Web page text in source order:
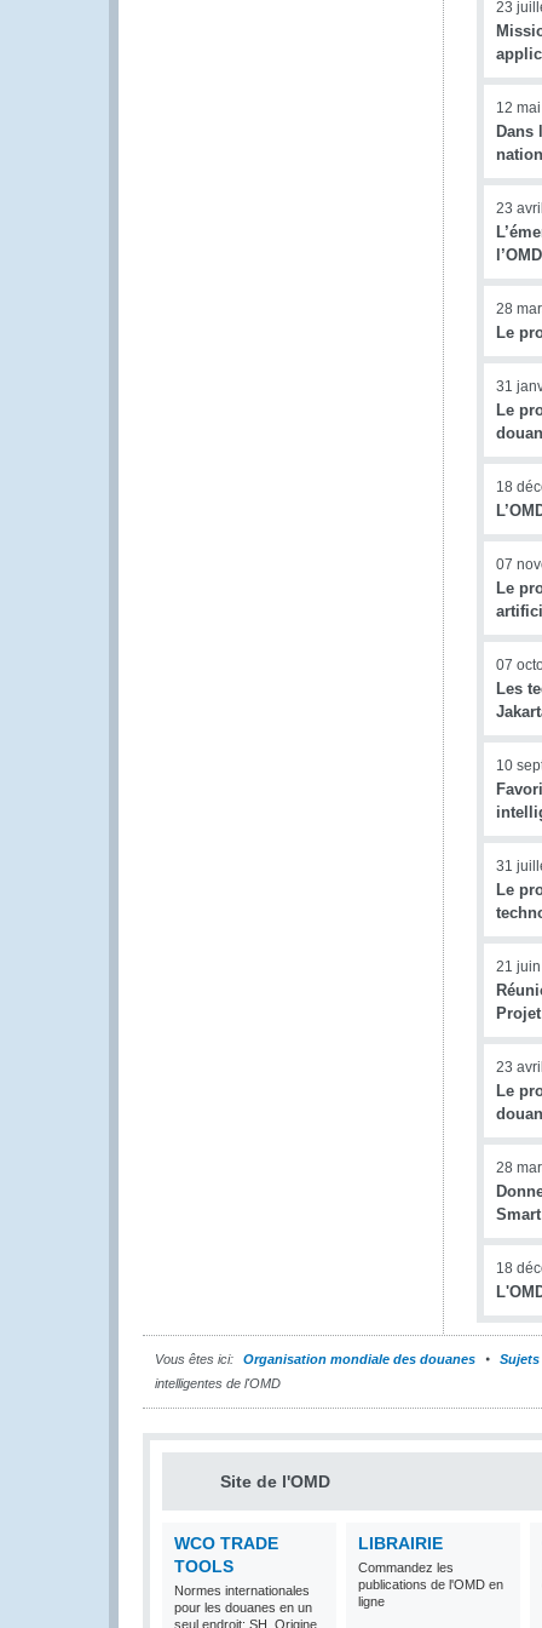
23
12
Dans
23
28
Le
31
Le
18
07
Le
07
Les
10
31
Le
21
23
Le
28
18
Vous êtes ici: Organisation mondiale des douanes Sujets
intelligentes de l'OMD
Site de l'OMD
WCO TRADE
TOOLS
Normes internationales
pour les douanes en un
seul endroit: SH, Origine
LIBRAIRIE
Commandez les
publications de l'OMD en
ligne